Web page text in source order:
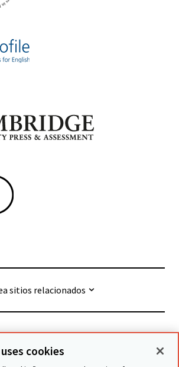
sitios relacionados
Press & Assessment
cookies